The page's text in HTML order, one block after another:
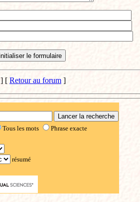
] [ Retour au forum ]
Tous les mots
Phrase exacte
résumé